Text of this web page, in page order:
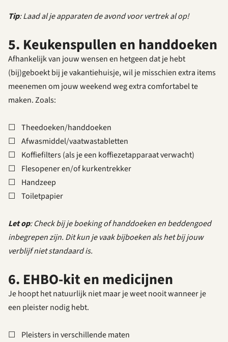
Tip: Laad al je apparaten de avond voor vertrek al op!
5. Keukenspullen en handdoeken
Afhankelijk van jouw wensen en hetgeen dat je hebt
(bij)geboekt bij je vakantiehuisje, wil je misschien extra items
meenemen om jouw weekend weg extra comfortabel te
maken. Zoals:
☐ Theedoeken/handdoeken
☐ Afwasmiddel/vaatwastabletten
☐ Koffiefilters (als je een koffiezetapparaat verwacht)
☐ Flesopener en/of kurkentrekker
☐ Handzeep
☐ Toiletpapier
Let op: Check bij je boeking of handdoeken en beddengoed
inbegrepen zijn. Dit kun je vaak bijboeken als het bij jouw
verblijf niet standaard is.
6. EHBO-kit en medicijnen
Je hoopt het natuurlijk niet maar je weet nooit wanneer je
een pleister nodig hebt.
☐ Pleisters in verschillende maten